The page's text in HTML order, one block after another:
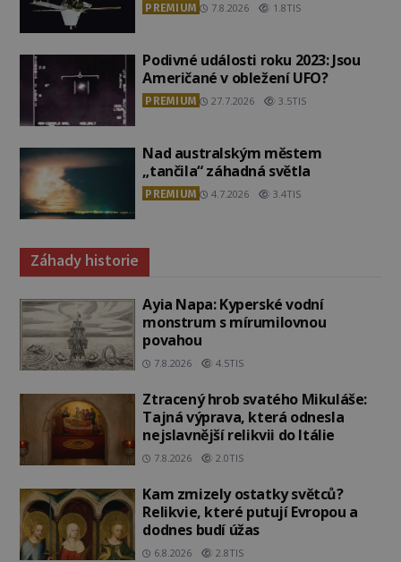
PREMIUM 7.8.2026 1.8TIS
Podivné události roku 2023: Jsou
Američané v obležení UFO?
PREMIUM 27.7.2026 3.5TIS
Nad australským městem
„tančila“ záhadná světla
PREMIUM 4.7.2026 3.4TIS
Záhady historie
Ayia Napa: Kyperské vodní
monstrum s mírumilovnou
povahou
7.8.2026 4.5TIS
Ztracený hrob svatého Mikuláše:
Tajná výprava, která odnesla
nejslavnější relikvii do Itálie
7.8.2026 2.0TIS
Kam zmizely ostatky světců?
Relikvie, které putují Evropou a
dodnes budí úžas
6.8.2026 2.8TIS